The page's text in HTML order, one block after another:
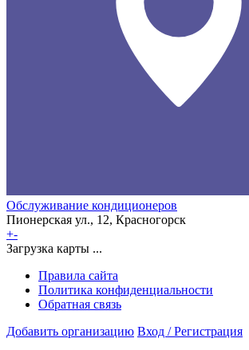
Обслуживание кондиционеров
Пионерская ул., 12, Красногорск
+-
Загрузка карты ...
Правила сайта
Политика конфиденциальности
Обратная связь
Добавить организацию Вход / Регистрация